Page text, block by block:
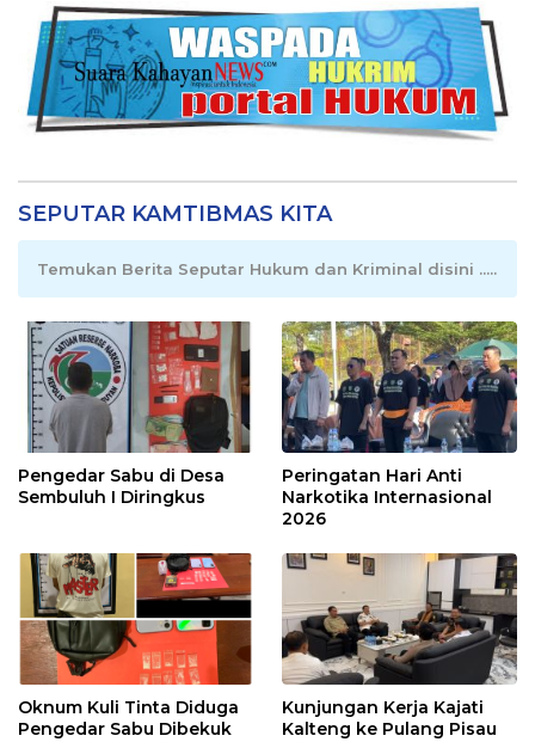
SEPUTAR KAMTIBMAS KITA
Temukan Berita Seputar Hukum dan Kriminal disini .....
Pengedar Sabu di Desa
Sembuluh I Diringkus
Peringatan Hari Anti
Narkotika Internasional
2026
Oknum Kuli Tinta Diduga
Pengedar Sabu Dibekuk
Kunjungan Kerja Kajati
Kalteng ke Pulang Pisau